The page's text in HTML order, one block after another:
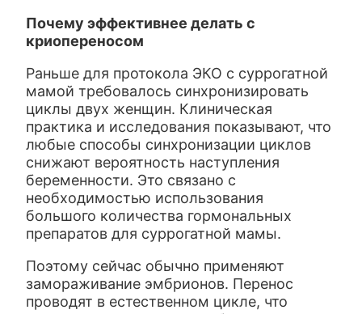
Почему эффективнее делать с
криопереносом
Раньше для протокола ЭКО с суррогатной
мамой требовалось синхронизировать
циклы двух женщин. Клиническая
практика и исследования показывают, что
любые способы синхронизации циклов
снижают вероятность наступления
беременности. Это связано с
необходимостью использования
большого количества гормональных
препаратов для суррогатной мамы.
Поэтому сейчас обычно применяют
замораживание эмбрионов. Перенос
проводят в естественном цикле, что